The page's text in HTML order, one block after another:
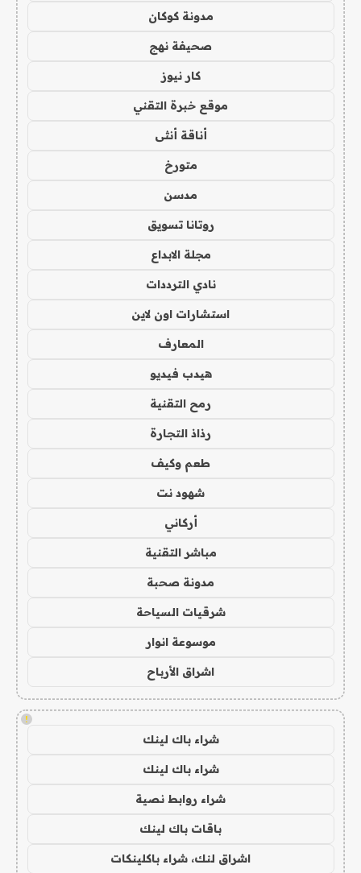
مدونة كوكان
صحيفة نهج
كار نيوز
موقع خبرة التقني
أناقة أنثى
متورخ
مدسن
روتانا تسويق
مجلة الابداع
نادي الترددات
استشارات اون لاين
المعارف
هيدب فيديو
رمح التقنية
رذاذ التجارة
طعم وكيف
شهود نت
أركاني
مباشر التقنية
مدونة صحبة
شرقيات السياحة
موسوعة انوار
اشراق الأرباح
!
شراء باك لينك
شراء باك لينك
شراء روابط نصية
باقات باك لينك
اشراق لنك، شراء باكلينكات